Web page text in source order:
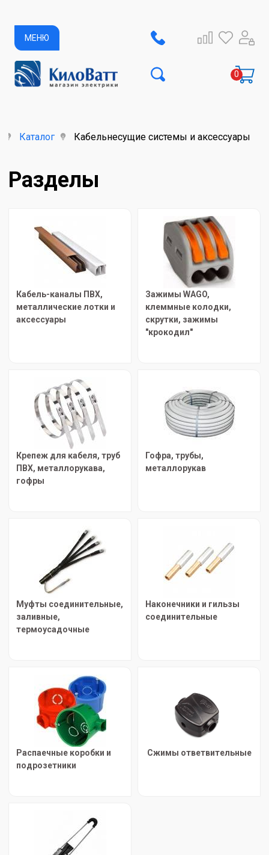
МЕНЮ
Каталог Кабельнесущие системы и аксессуары
Разделы
Кабель-каналы ПВХ,
металлические лотки и
аксессуары
Зажимы WAGO,
клеммные колодки,
скрутки, зажимы
"крокодил"
Крепеж для кабеля, труб
ПВХ, металлорукава,
гофры
Гофра, трубы,
металлорукав
Муфты соединительные,
заливные,
термоусадочные
Наконечники и гильзы
соединительные
Распаечные коробки и
подрозетники
Сжимы ответвительные